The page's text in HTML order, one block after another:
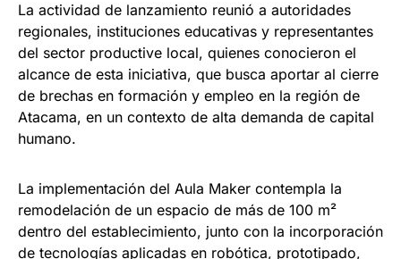
La actividad de lanzamiento reunió a autoridades
regionales, instituciones educativas y representantes
del sector productive local, quienes conocieron el
alcance de esta iniciativa, que busca aportar al cierre
de brechas en formación y empleo en la región de
Atacama, en un contexto de alta demanda de capital
humano.
La implementación del Aula Maker contempla la
remodelación de un espacio de más de 100 m²
dentro del establecimiento, junto con la incorporación
de tecnologías aplicadas en robótica, prototipado,